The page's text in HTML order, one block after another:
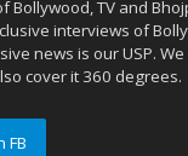
Bollywood, TV and
interviews of
news is our USP.
cover it 360 degrees.
FB